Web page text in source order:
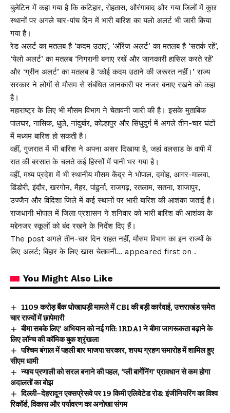
बुलेटिन में कहा गया है कि कटिहार, रोहतास, औरंगाबाद और गया जिलों में कुछ
स्थानों पर अगले चार-पांच दिन में भारी बारिश का यलो अलर्ट भी जारी किया
गया है।
रेड अलर्ट का मतलब है ‘कदम उठाएं’, ‘ऑरेंज अलर्ट’ का मतलब है ‘सतर्क रहें’,
‘येलो अलर्ट’ का मतलब ‘निगरानी बनाए रखें और जानकारी हासिल करते रहें’
और ‘ग्रीन अलर्ट’ का मतलब है ‘कोई कदम उठाने की जरूरत नहीं।’ राज्य
सरकार ने लोगों से मौसम से संबंधित जानकारी पर नजर बनाए रखने को कहा
है।
महाराष्ट्र के लिए भी मौसम विभाग ने चेतावनी जारी की है। इसके मुताबिक
पालघर, नासिक, धुले, नांदुर्बार, कोल्हापुर और सिंधुदुर्ग में अगले तीन-चार घंटों
में मध्यम बारिश हो सकती है।
वहीं, गुजरात में भी बारिश ने अपना असर दिखाया है, जहां वलसाड के वापी में
रात की बरसात के चलते कई हिस्सों में पानी भर गया है।
वहीं, मध्य प्रदेश में भी स्थानीय मौसम केंद्र ने भोपाल, दमोह, आगर-मालवा,
डिंडोरी, इंदौर, खरगोन, मैहर, पांढुर्ना, राजगढ़, रतलाम, सतना, शाजापुर,
उज्जैन और विदिशा जिले में कई स्थानों पर भारी बारिश की आशंका जताई है।
राजधानी भोपाल में जिला प्रशासन ने शनिवार को भारी बारिश की आशंका के
मद्देनजर स्कूलों को बंद रखने के निर्देश दिए हैं।
The post अगले तीन-चार दिन राहत नहीं, मौसम विभाग का इन राज्यों के
लिए अलर्ट; बिहार के लिए खास चेतावनी… appeared first on .
You Might Also Like
₹1109 करोड़ बैंक धोखाधड़ी मामले में CBI की बड़ी कार्रवाई, उत्तराखंड समेत
चार राज्यों में छापेमारी
बीमा सबके लिए’ अभियान को नई गति: IRDAI ने बीमा जागरूकता बढ़ाने के
लिए लॉन्च की कॉमिक बुक श्रृंखला
पश्चिम बंगाल में पहली बार भाजपा सरकार, शपथ ग्रहण समारोह में शामिल हुए
सीएम धामी
न्याय प्रणाली को सरल बनाने की पहल, ‘प्ली बार्गेनिंग’ प्रावधान से कम होगा
अदालतों का बोझ
दिल्ली–देहरादून एक्सप्रेसवे पर 19 किमी एलिवेटेड रोड: इंजीनियरिंग का विश्व
रिकॉर्ड, विकास और पर्यावरण का अनोखा संगम